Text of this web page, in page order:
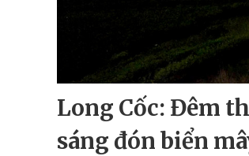
Long Cốc: Đêm
sáng đón biển